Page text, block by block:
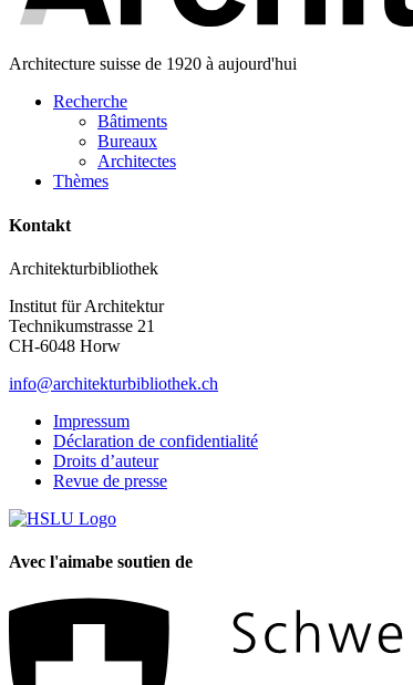
Architecture suisse de 1920 à aujourd'hui
Recherche
Bâtiments
Bureaux
Architectes
Thèmes
Kontakt
Architekturbibliothek
Institut für Architektur
Technikumstrasse 21
CH-6048 Horw
info@architekturbibliothek.ch
Impressum
Déclaration de confidentialité
Droits d’auteur
Revue de presse
Avec l'aimabe soutien de